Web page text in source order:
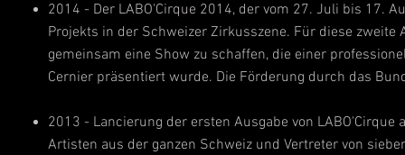
2014 - Der LABO'Cirque 2014, der vom 27. Juli bis 17.
Projekts in der Schweizer Zirkusszene. Für diese
gemeinsam eine Show zu schaffen, die einer
Cernier präsentiert wurde. Die Förderung durch das
2013 - Lancierung der ersten Ausgabe von
Artisten aus der ganzen Schweiz und Vertreter von